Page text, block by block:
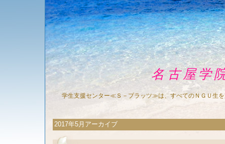
名古屋学
学生支援センター≪Ｓ－プラッツ≫は、すべてのＮＧＵ生
2017年5月アーカイブ